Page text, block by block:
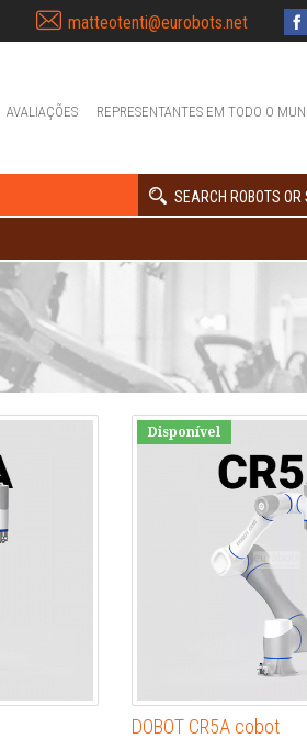
matteotenti@eurobots.net
AVALIAÇÕES REPRESENTANTES EM TODO O
SEARCH ROBOTS OR
Disponível
DOBOT CR5A cobot